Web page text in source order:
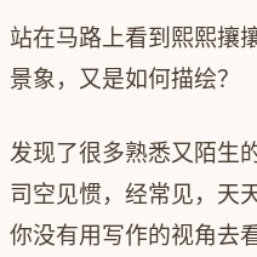
站在马路上看到熙熙攘
景象，又是如何描绘？
发现了很多熟悉又陌生
司空见惯，经常见，天
你没有用写作的视角去